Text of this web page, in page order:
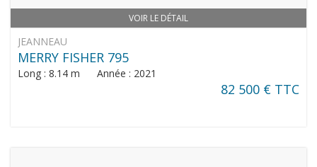
VOIR LE DÉTAIL
JEANNEAU
MERRY FISHER 795
Long : 8.14 m Année : 2021
82 500 € TTC